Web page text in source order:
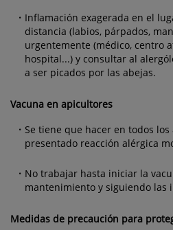
Inflamación exagerada en el
distancia (labios, párpados,
urgentemente (médico, centro
hospital...) y consultar al
a ser picados por las abejas.
Vacuna en apicultores
Se tiene que hacer en todos
presentado reacción alérgica
No trabajar hasta iniciar la
mantenimiento y siguiendo las
Medidas de precaución para